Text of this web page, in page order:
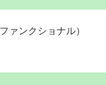
ァンクショナル）